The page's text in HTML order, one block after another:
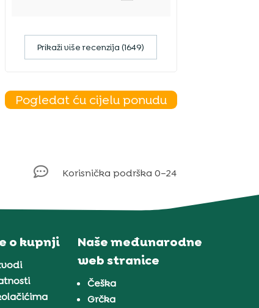
Prikaži više recenzija (1649)
Pogledat ću cijelu ponudu
 Korisnička podrška 0–24
o kupnji
Naše međunarodne
web stranice
Češka
Grčka